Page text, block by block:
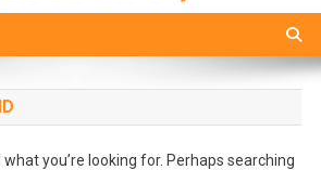
what you’re looking for. Perhaps searching